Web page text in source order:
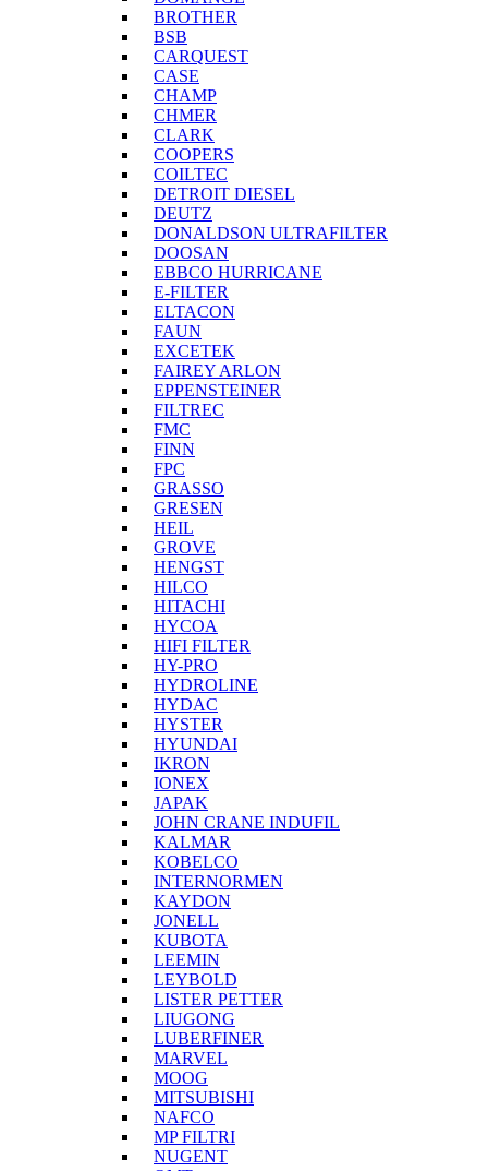
BROTHER
BSB
CARQUEST
CASE
CHAMP
CHMER
CLARK
COOPERS
COILTEC
DETROIT DIESEL
DEUTZ
DONALDSON ULTRAFILTER
DOOSAN
EBBCO HURRICANE
E-FILTER
ELTACON
FAUN
EXCETEK
FAIREY ARLON
EPPENSTEINER
FILTREC
FMC
FINN
FPC
GRASSO
GRESEN
HEIL
GROVE
HENGST
HILCO
HITACHI
HYCOA
HIFI FILTER
HY-PRO
HYDROLINE
HYDAC
HYSTER
HYUNDAI
IKRON
IONEX
JAPAK
JOHN CRANE INDUFIL
KALMAR
KOBELCO
INTERNORMEN
KAYDON
JONELL
KUBOTA
LEEMIN
LEYBOLD
LISTER PETTER
LIUGONG
LUBERFINER
MARVEL
MOOG
MITSUBISHI
NAFCO
MP FILTRI
NUGENT